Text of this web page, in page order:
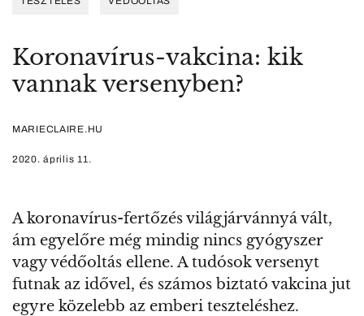
Koronavírus-vakcina: kik
vannak versenyben?
MARIECLAIRE.HU
2020. április 11.
A koronavírus-fertőzés világjárvánnyá vált,
ám egyelőre még mindig nincs gyógyszer
vagy védőoltás ellene. A tudósok versenyt
futnak az idővel, és számos biztató vakcina jut
egyre közelebb az emberi teszteléshez.